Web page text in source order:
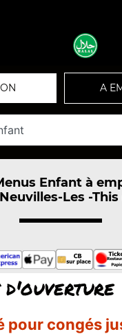
A
Enfant à
Les -This
pour congés